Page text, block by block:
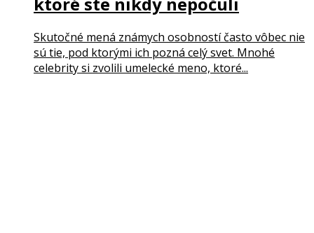
Skutočné mená známych osobností často vôbec nie
sú tie, pod ktorými ich pozná celý svet. Mnohé
celebrity si zvolili umelecké meno, ktoré...